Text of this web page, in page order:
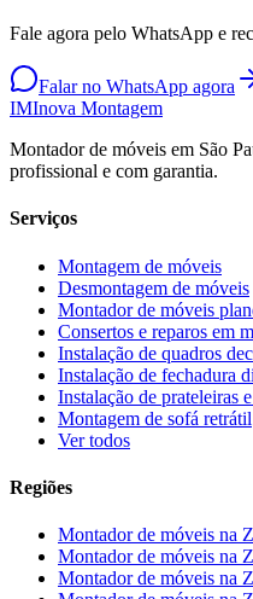
Fale agora pelo WhatsApp e
Falar no WhatsApp agora
IMInova Montagem
Montador de móveis em São
profissional e com garantia.
Serviços
Montagem de móveis
Desmontagem de móveis
Montador de móveis
Consertos e reparos em
Instalação de quadros
Instalação de fechadura
Instalação de prateleiras
Montagem de sofá retrátil
Ver todos
Regiões
Montador de móveis na
Montador de móveis na
Montador de móveis na